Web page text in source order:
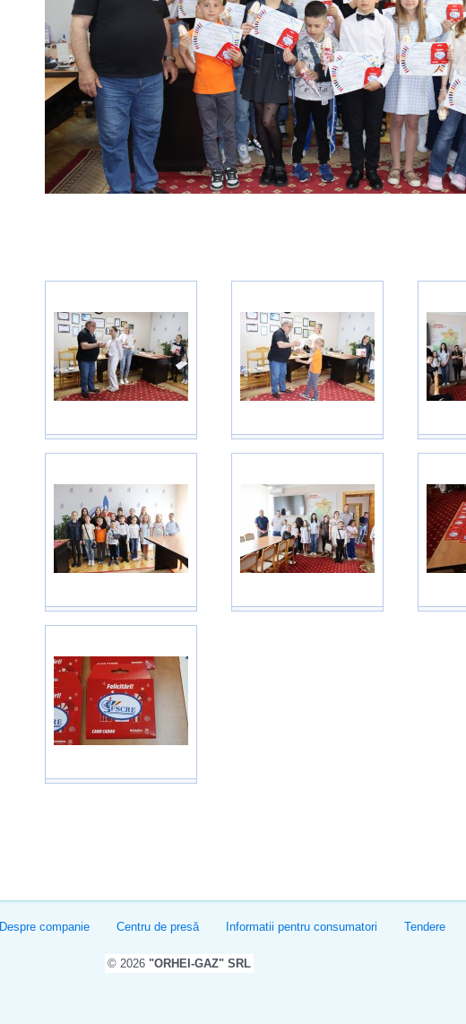
Despre companie Centru de presă Informatii pentru consumatori Tendere
© 2026 "ORHEI-GAZ" SRL